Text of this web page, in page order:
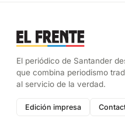
El periódico de Santander
que combina periodismo
al servicio de la verdad.
Edición impresa